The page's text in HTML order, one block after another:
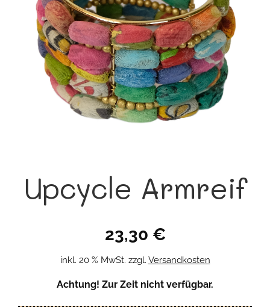
Upcycle Armreif
23,30 €
inkl. 20 % MwSt. zzgl. Versandkosten
Achtung! Zur Zeit nicht verfügbar.